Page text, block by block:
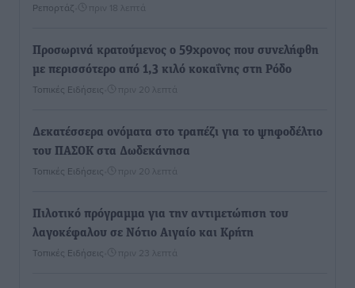
Ρεπορτάζ πριν 18 λεπτά
Προσωρινά κρατούμενος ο 59χρονος που συνελήφθη
με περισσότερο από 1,3 κιλό κοκαΐνης στη Ρόδο
Τοπικές Ειδήσεις πριν 20 λεπτά
Δεκατέσσερα ονόματα στο τραπέζι για το ψηφοδέλτιο
του ΠΑΣΟΚ στα Δωδεκάνησα
Τοπικές Ειδήσεις πριν 20 λεπτά
Πιλοτικό πρόγραμμα για την αντιμετώπιση του
λαγοκέφαλου σε Νότιο Αιγαίο και Κρήτη
Τοπικές Ειδήσεις πριν 23 λεπτά